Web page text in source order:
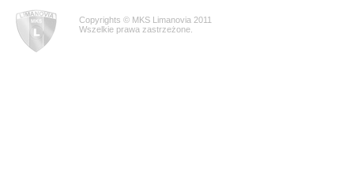
Copyrights © MKS Limanovia 2011
Wszelkie prawa zastrzeżone.